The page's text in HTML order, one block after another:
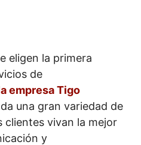
eligen la primera
de
empresa Tigo
una gran variedad de
clientes vivan la mejor
y